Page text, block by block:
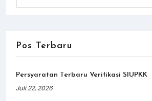
Pos Terbaru
Persyaratan Terbaru Verifikasi SIUPKK
Juli 22, 2026